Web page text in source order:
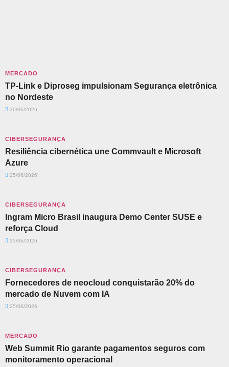
MERCADO
TP-Link e Diproseg impulsionam Segurança eletrônica
no Nordeste
30/06/2026
CIBERSEGURANÇA
Resiliência cibernética une Commvault e Microsoft
Azure
25/06/2026
CIBERSEGURANÇA
Ingram Micro Brasil inaugura Demo Center SUSE e
reforça Cloud
25/06/2026
CIBERSEGURANÇA
Fornecedores de neocloud conquistarão 20% do
mercado de Nuvem com IA
25/06/2026
MERCADO
Web Summit Rio garante pagamentos seguros com
monitoramento operacional